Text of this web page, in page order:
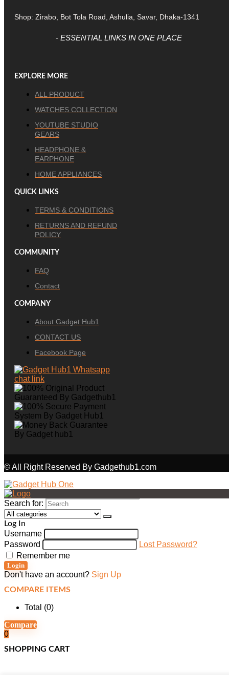
Shop: Zirabo, Bot Tola Road, Ashulia, Savar, Dhaka-1341
- ESSENTIAL LINKS IN ONE PLACE
EXPLORE MORE
ALL PRODUCT
WATCHES COLLECTION
YOUTUBE STUDIO
GEARS
HEADPHONE &
EARPHONE
HOME APPLIANCES
QUICK LINKS
TERMS & CONDITIONS
RETURNS AND REFUND
POLICY
COMMUNITY
FAQ
Contact
COMPANY
About Gadget Hub1
CONTACT US
Facebook Page
© All Right Reserved By Gadgethub1.com
Search for:
Log In
Username
Password
Lost Password?
Remember me
Login
Don't have an account? Sign Up
COMPARE ITEMS
Total (0)
Compare
0
SHOPPING CART